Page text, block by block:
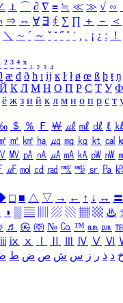
⊥ ⌒ ∂ ∇ ≡ ≒ ≪ ≫ √ ∽
⇒ ⇔ ∀ ∃ ∮ ∑ ∏ ＋ － ＜
＼ ∼ ´ ～ ˇ ˘ ˝ ˚ ˙ ¸ ¡ ¿ ː ！
² ³ ⁴ ⁿ ₁ ₂ ₃ ₄
æ đ ð ħ ı ĳ ĸ ŀ ł ø œ ß þ ŧ ŋ
Й К Л М Н О П Р С Т У Ф
ё ж з и й к л м н о п р с т
＄ ％ Ｆ ￦ ㎕ ㎖ ㎗ ℓ ㎘
㎡ ㎢ ㏊ ㎍ ㎎ ㎏ ㏏ ㎈
㎹ ㎀ ㎁ ㎂ ㎃ ㎄ ㎺ ㎻
㎌ ㏖ ㏅ ㎭ ㎮ ㎯ ㏛ ㎩
□ ■ △ ▽ → ← ↑ ↓ ↔ 〓
◑ ▒ ▤ ▨ ▧ ▦ ▩ ♨
♬ ㉿ ㈜ № ㏇ ™ ㏂ ㏘
ⅸ ⅹ Ⅳ Ⅴ Ⅵ
خ د ذ ر ز س ش ص ض ط